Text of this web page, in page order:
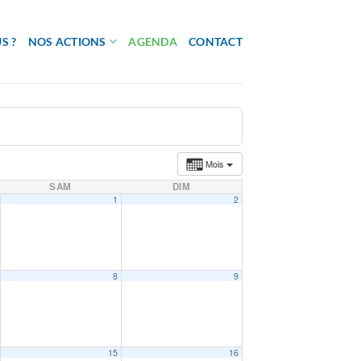
? NOS ACTIONS AGENDA CONTACT
Mois
SAM DIM
1 2
8 9
15 16